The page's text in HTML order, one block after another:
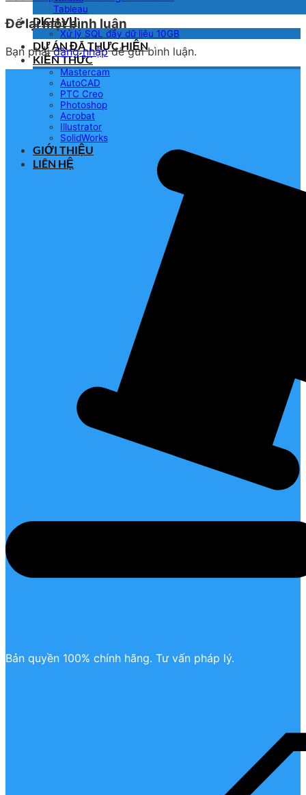
Tableau
DỊCH VỤ
Xử lý SQL đầy dữ liệu 10GB
DỰ ÁN ĐÃ THỰC HIỆN
KIẾN THỨC
Mastercam
AutoCAD
PTC Creo
Photoshop
Acrobat
Illustrator
SolidWorks
GIỚI THIỆU
LIÊN HỆ
Để lại một bình luận
Bạn phảiđăng nhậpđể gửi bình luận.
Bản quyền 100% chính hãng. Tư vấn pháp lý.